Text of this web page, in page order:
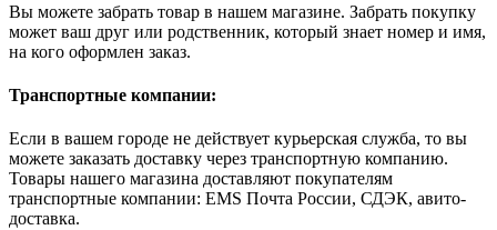
Вы можете забрать товар в нашем магазине. Забрать покупку
может ваш друг или родственник, который знает номер и имя,
на кого оформлен заказ.
Транспортные компании:
Если в вашем городе не действует курьерская служба, то вы
можете заказать доставку через транспортную компанию.
Товары нашего магазина доставляют покупателям
транспортные компании: EMS Почта России, СДЭК, авито-
доставка.